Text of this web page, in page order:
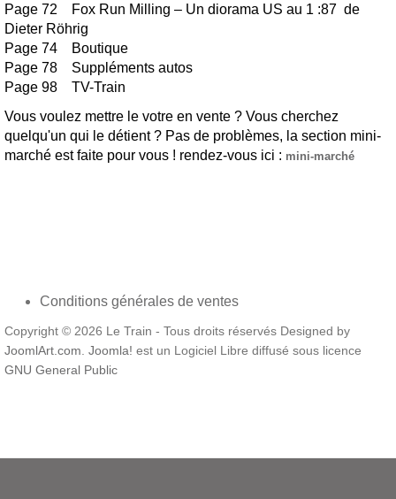
Page 72 Fox Run Milling – Un diorama US au 1 :87 de
Dieter Röhrig
Page 74 Boutique
Page 78 Suppléments autos
Page 98 TV-Train
Vous voulez mettre le votre en vente ? Vous cherchez
quelqu'un qui le détient ? Pas de problèmes, la section mini-
marché est faite pour vous ! rendez-vous ici : mini-marché
Conditions générales de ventes
Copyright © 2026 Le Train - Tous droits réservés Designed by
JoomlArt.com Joomla! est un Logiciel Libre diffusé sous licence
GNU General Public